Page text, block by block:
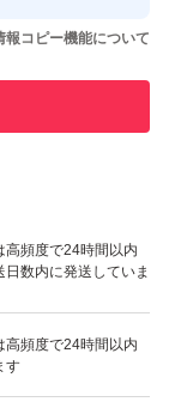
実績があります
ります
高頻度で24時間以内
日数内に発送していま
高頻度で24時間以内
す
報コピー機能について
いね！